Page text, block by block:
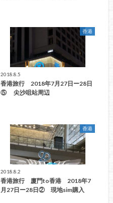
香港
2018.8.5
香港旅行 2018年7月27日ー28日
⑤ 尖沙咀站周辺
香港
2018.8.2
香港旅行 廈門to香港 2018年7
月27日ー28日② 現地sim購入